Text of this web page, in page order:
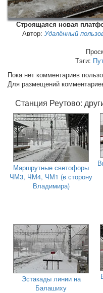
Строящаяся новая
Автор: Удалённый
Тэги:
Пока нет комментариев
Для размещений
Станция Реутово:
Маршрутные светофоры
ЧМ3, ЧМ4, ЧМ1 (в сторону
Владимира)
Эстакады линии на
Балашиху